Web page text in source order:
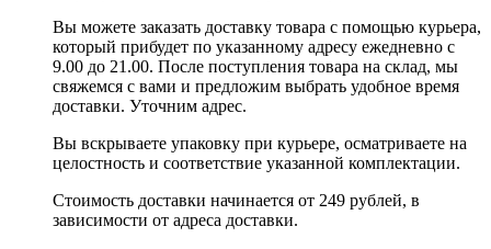
Вы можете заказать доставку товара с помощью курьера,
который прибудет по указанному адресу ежедневно с
9.00 до 21.00. После поступления товара на склад, мы
свяжемся с вами и предложим выбрать удобное время
доставки. Уточним адрес.
Вы вскрываете упаковку при курьере, осматриваете на
целостность и соответствие указанной комплектации.
Стоимость доставки начинается от 249 рублей, в
зависимости от адреса доставки.